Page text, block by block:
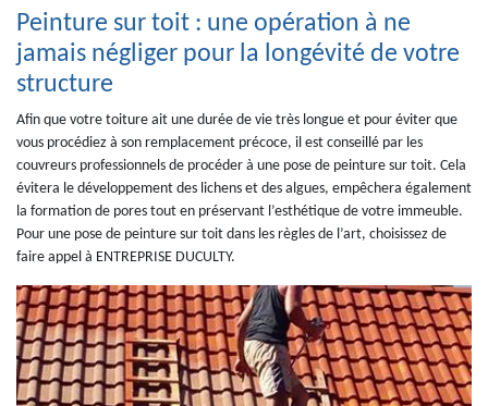
Peinture sur toit : une opération à ne
jamais négliger pour la longévité de votre
structure
Afin que votre toiture ait une durée de vie très longue et pour éviter que
vous procédiez à son remplacement précoce, il est conseillé par les
couvreurs professionnels de procéder à une pose de peinture sur toit. Cela
évitera le développement des lichens et des algues, empêchera également
la formation de pores tout en préservant l’esthétique de votre immeuble.
Pour une pose de peinture sur toit dans les règles de l’art, choisissez de
faire appel à ENTREPRISE DUCULTY.